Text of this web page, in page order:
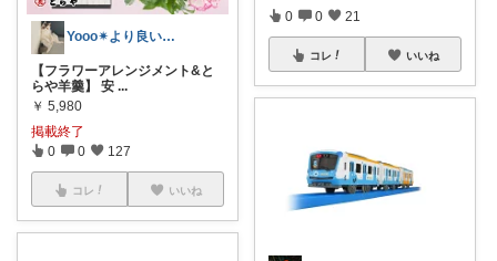
Yooo✴︎より良い暮らし✴︎
【フラワーアレンジメント&と
らや羊羹】 安 ...
￥ 5,980
掲載終了
0 0 127
コレ いいね
0 0 21
コレ いいね